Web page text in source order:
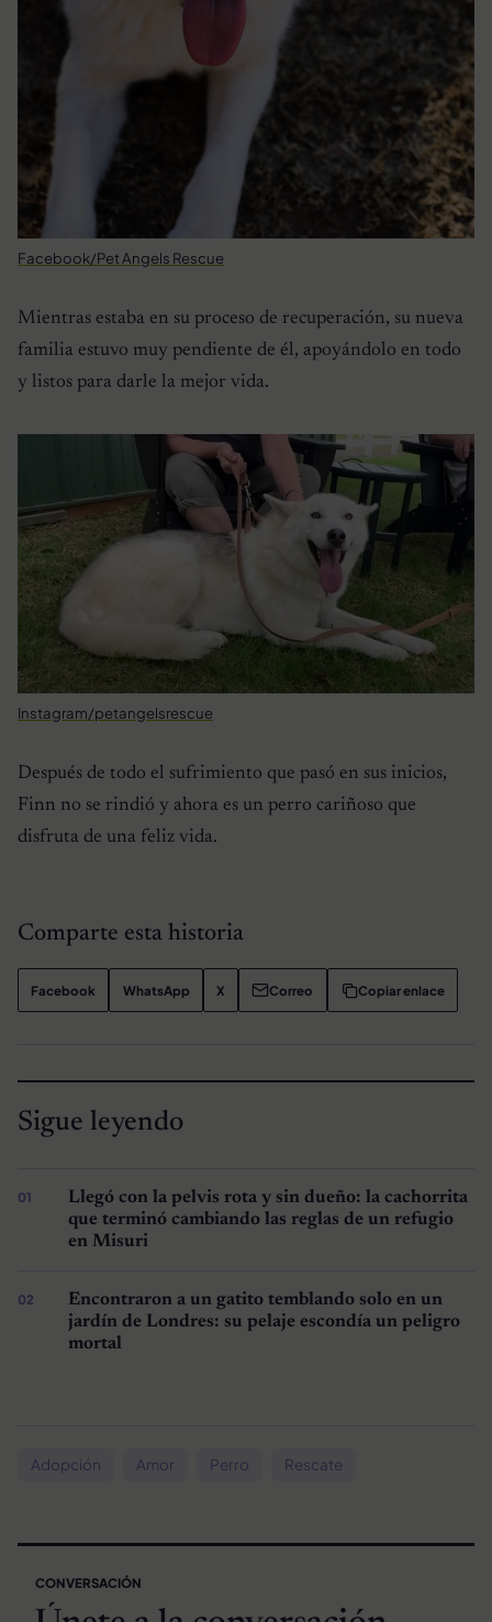
Facebook/Pet Angels Rescue
Mientras estaba en su proceso de recuperación, su nueva
familia estuvo muy pendiente de él, apoyándolo en todo
y listos para darle la mejor vida.
Instagram/petangelsrescue
Después de todo el sufrimiento que pasó en sus inicios,
Finn no se rindió y ahora es un perro cariñoso que
disfruta de una feliz vida.
Comparte esta historia
Facebook WhatsApp X Correo Copiar enlace
Sigue leyendo
Llegó con la pelvis rota y sin dueño: la cachorrita
que terminó cambiando las reglas de un refugio
en Misuri
Encontraron a un gatito temblando solo en un
jardín de Londres: su pelaje escondía un peligro
mortal
Adopción Amor Perro Rescate
CONVERSACIÓN